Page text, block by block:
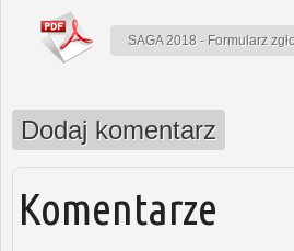
SAGA 2018 - Formularz
Dodaj komentarz
Komentarze